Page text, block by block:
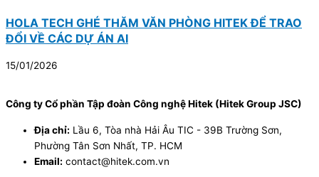
HOLA TECH GHÉ THĂM VĂN PHÒNG HITEK ĐỂ TRAO
ĐỔI VỀ CÁC DỰ ÁN AI
15/01/2026
Công ty Cổ phần Tập đoàn Công nghệ Hitek (Hitek Group JSC)
Địa chỉ: Lầu 6, Tòa nhà Hải Âu TIC - 39B Trường Sơn,
Phường Tân Sơn Nhất, TP. HCM
Email: contact@hitek.com.vn